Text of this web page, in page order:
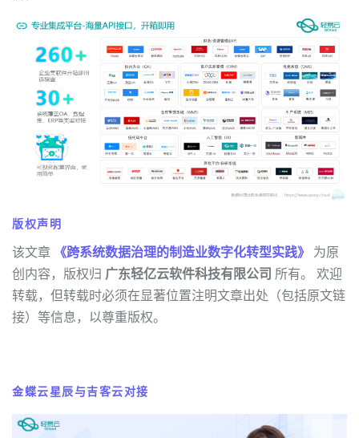
版权声明
该文章 《跨系统数据治理的制造业数字化转型实践》 为原
创内容，版权归 广东轻亿云软件科技有限公司 所有。 欢迎
转载，但转载时必须在显著位置注明文章出处（包括原文链
接）等信息，以尊重版权。
金蝶云星辰与吉客云对接